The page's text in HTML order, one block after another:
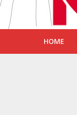
HOME